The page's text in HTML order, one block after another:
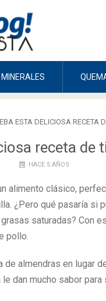
ESTA DELICIOSA RECETA
receta de
HACE 5 AÑOS
alimento clásico,
¿Pero qué pasaría si
saturadas? Con
pollo.
de almendras en lugar
dan mucho sabor